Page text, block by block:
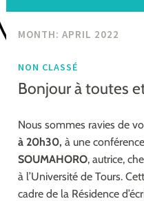
MONTH:APRIL 2022
NON CLASSÉ
Bonjour à toutes
Nous sommes ravies de
à 20h30, à une
SOUMAHORO, autrice,
à l’Université de Tours.
cadre de la Résidence